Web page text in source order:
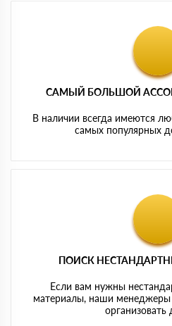
САМЫЙ БОЛЬШОЙ
В наличии всегда имеются
самых популярных
ПОИСК
Если вам нужны
материалы, наши менеджеры
организовать